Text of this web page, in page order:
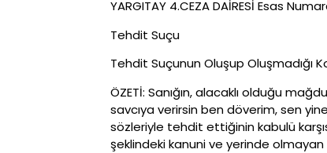
YARGITAY 4.CEZA DAİRESİ Esas
Tehdit Suçu
Tehdit Suçunun Oluşup Oluşmadığı
ÖZETİ: Sanığın, alacaklı olduğu
savcıya verirsin ben döverim, sen
sözleriyle tehdit ettiğinin kabulü
şeklindeki kanuni ve yerinde